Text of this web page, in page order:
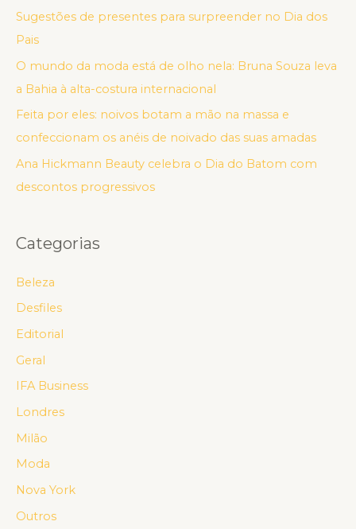
Sugestões de presentes para surpreender no Dia dos
Pais
O mundo da moda está de olho nela: Bruna Souza leva
a Bahia à alta-costura internacional
Feita por eles: noivos botam a mão na massa e
confeccionam os anéis de noivado das suas amadas
Ana Hickmann Beauty celebra o Dia do Batom com
descontos progressivos
Categorias
Beleza
Desfiles
Editorial
Geral
IFA Business
Londres
Milão
Moda
Nova York
Outros